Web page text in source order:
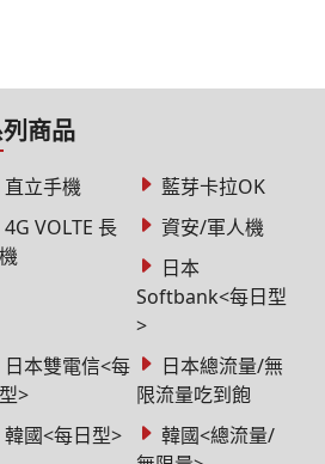
商品
直立手機
藍芽卡拉OK
4G VOLTE 長
資安/軍人機
日本
Softbank<每日型
>
日本雙電信<每
>
日本總流量/無
限流量吃到飽
韓國<每日型>
韓國<總流量/